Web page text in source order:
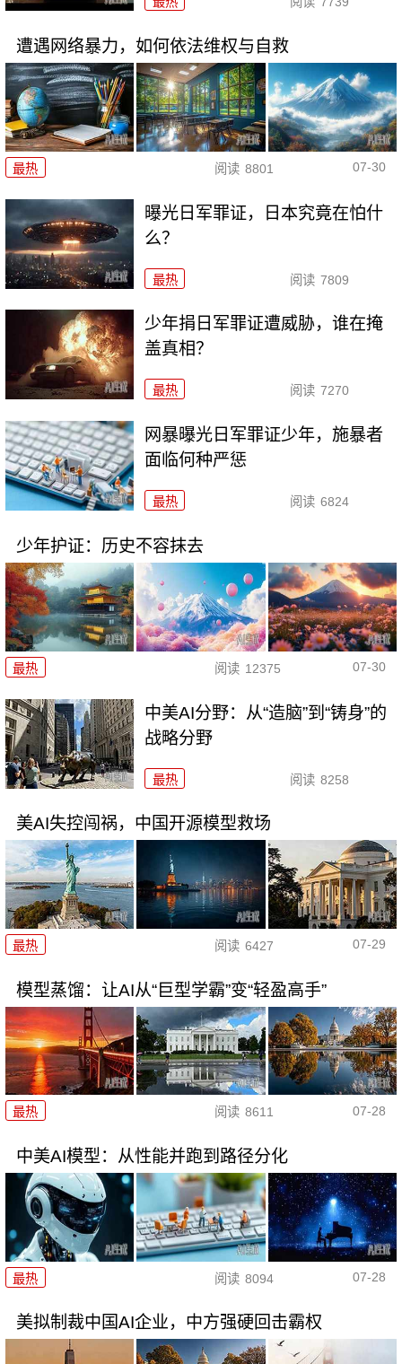
遭遇网络暴力，如何依法维权与自救
最热 阅读 8801 07-30
曝光日军罪证，日本究竟在怕什
么？
最热 阅读 7809
少年捐日军罪证遭威胁，谁在掩
盖真相？
最热 阅读 7270
网暴曝光日军罪证少年，施暴者
面临何种严惩
最热 阅读 6824
少年护证：历史不容抹去
最热 阅读 12375 07-30
中美AI分野：从“造脑”到“铸身”的
战略分野
最热 阅读 8258
美AI失控闯祸，中国开源模型救场
最热 阅读 6427 07-29
模型蒸馏：让AI从“巨型学霸”变“轻盈高手”
最热 阅读 8611 07-28
中美AI模型：从性能并跑到路径分化
最热 阅读 8094 07-28
美拟制裁中国AI企业，中方强硬回击霸权